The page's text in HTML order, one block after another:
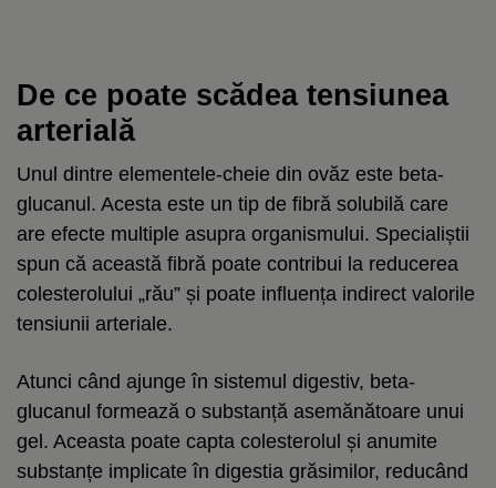
De ce poate scădea tensiunea
arterială
Unul dintre elementele-cheie din ovăz este beta-
glucanul. Acesta este un tip de fibră solubilă care
are efecte multiple asupra organismului. Specialiștii
spun că această fibră poate contribui la reducerea
colesterolului „rău” și poate influența indirect valorile
tensiunii arteriale.
Atunci când ajunge în sistemul digestiv, beta-
glucanul formează o substanță asemănătoare unui
gel. Aceasta poate capta colesterolul și anumite
substanțe implicate în digestia grăsimilor, reducând